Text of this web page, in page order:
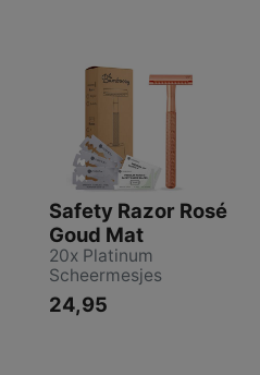
Safety Razor Rosé
Goud Mat
20x Platinum
Scheermesjes
24,95